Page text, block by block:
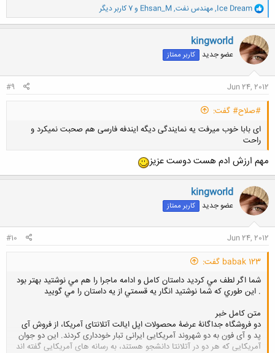
و
ا
ک
ن
ش
ه
ا
Ice Dream
,مهندس نفت,
Ehsan_M و 7 کاربر دیگر
kingworld
عضو جدید کاربر ممتاز
Jun 24, 2012
#9
#صلاح# گفت:
ای بابا خوب میرفت یه نمایندگی دیگه ایندفه فارسی هم صحبت نمیکرد و
راحت
کلیک کنید تا باز شود...
مهم ارزش ادم هست دوست عزیز
kingworld
عضو جدید کاربر ممتاز
Jun 24, 2012
#10
babak 123 گفت:
شما اگر لطف مي كرديد داستان كامل و ادامه ماجرا را هم مي نوشتيد بهتر بود
. اين طوري كه شما نوشتيد انگار يه قسمتي از يه داستان را مي گوييد
متن كامل خبر
دو فروشگاه جداگانۀ عرضۀ محصولات اپل ایالت آتلانتای آمریکا، از فروش آی
پد و آی فون به دو شهروند آمریکایی ایرانی تبار خودداری کردند. این دو جوان
آمریکایی که هر دو در آتلانتا دانشجو هستند، به رسانه های آمریکایی گفته اند